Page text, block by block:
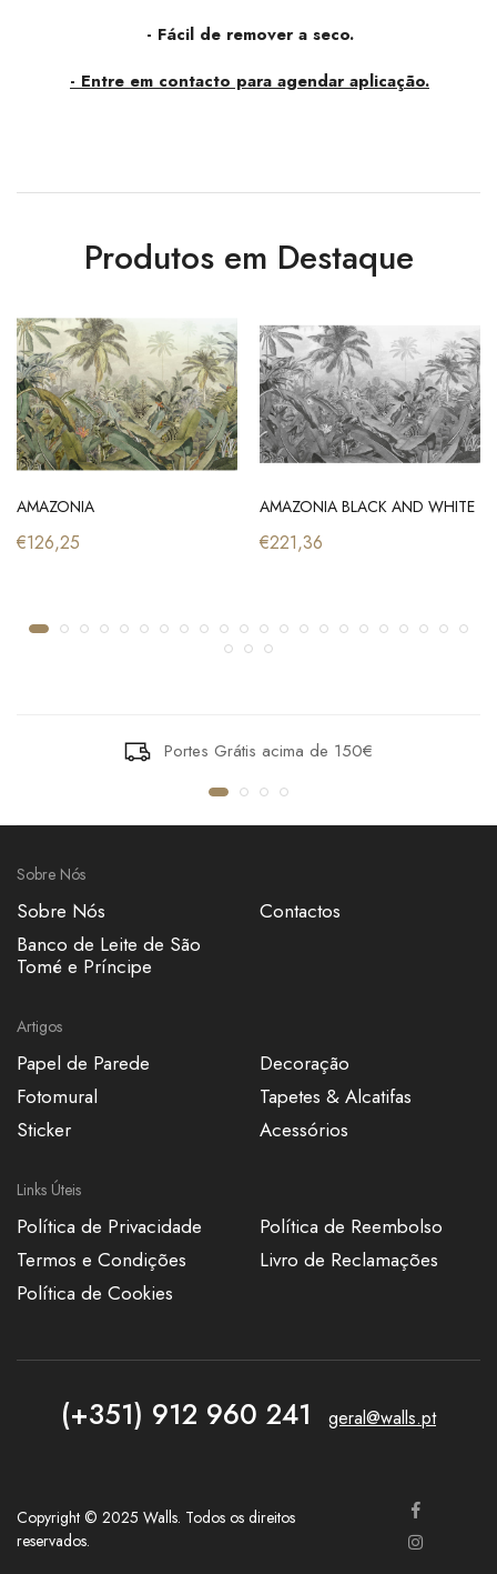
- Fácil de remover a seco.
- Entre em contacto para agendar aplicação.
Produtos em Destaque
AMAZONIA
€126,25
AMAZONIA BLACK AND WHITE
€221,36
Portes Grátis acima de 150€
Sobre Nós
Sobre Nós
Banco de Leite de São
Tomé e Príncipe
Contactos
Artigos
Papel de Parede
Fotomural
Sticker
Decoração
Tapetes & Alcatifas
Acessórios
Links Úteis
Política de Privacidade
Termos e Condições
Política de Cookies
Política de Reembolso
Livro de Reclamações
(+351) 912 960 241 geral@walls.pt
Copyright © 2025 Walls. Todos os direitos
reservados.